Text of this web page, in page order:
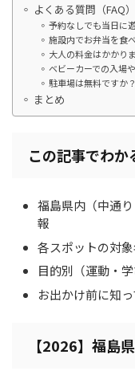
よくある質問（FAQ）
予約なしでも当日に
施設内でお弁当を食
大人の料金はかかり
ベビーカーでの入場
駐車場は無料ですか？
まとめ
この記事でわか
福島県内（中通
報
各スポットの対
目的別（運動・
お出かけ前に知
【2026】福島